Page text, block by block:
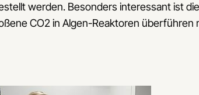
werden. Besonders interessant ist
CO2 in Algen-Reaktoren überführen